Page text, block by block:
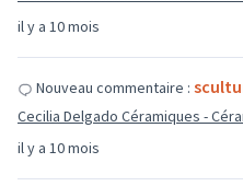
il y a 10 mois
il y a 10 mois
Nouveau commentaire :
Cecilia Delgado Céramiques -